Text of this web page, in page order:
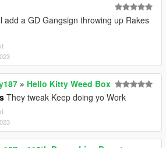
add a GD Gangsign throwing up Rakes
» Hello Kitty Weed Box
They tweak Keep doing yo Work